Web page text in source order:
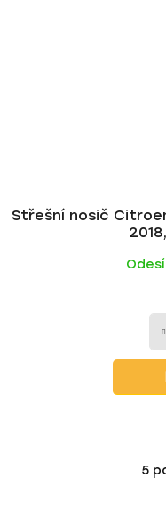
Střešní nosič
5